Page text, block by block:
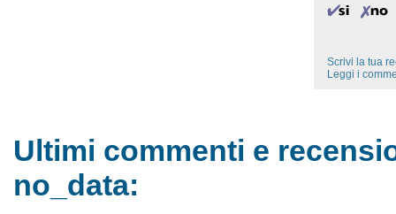
Scrivi la tua
Leggi i
Ultimi commenti e
no_data: